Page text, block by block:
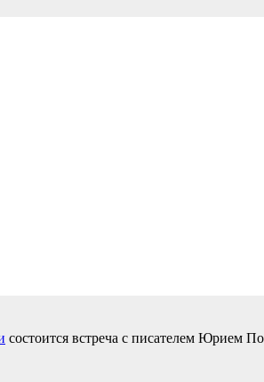
состоится встреча с писателем Юрием